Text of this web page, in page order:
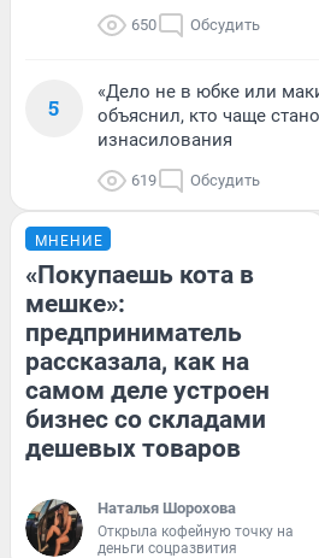
650 Обсудить
5
«Дело не в юбке или
объяснил, кто чаще
изнасилования
619 Обсудить
МНЕНИЕ
«Покупаешь кота в
мешке»:
предприниматель
рассказала, как на
самом деле устроен
бизнес со складами
дешевых товаров
Наталья Шорохова
Открыла кофейную точку на
деньги соцразвития